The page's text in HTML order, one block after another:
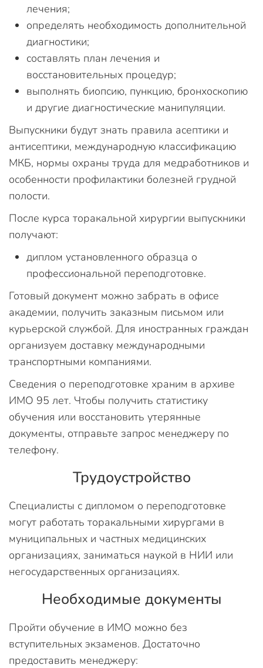
лечения;
определять необходимость дополнительной
диагностики;
составлять план лечения и
восстановительных процедур;
выполнять биопсию, пункцию, бронхоскопию
и другие диагностические манипуляции.
Выпускники будут знать правила асептики и
антисептики, международную классификацию
МКБ, нормы охраны труда для медработников и
особенности профилактики болезней грудной
полости.
После курса торакальной хирургии выпускники
получают:
диплом установленного образца о
профессиональной переподготовке.
Готовый документ можно забрать в офисе
академии, получить заказным письмом или
курьерской службой. Для иностранных граждан
организуем доставку международными
транспортными компаниями.
Сведения о переподготовке храним в архиве
ИМО 95 лет. Чтобы получить статистику
обучения или восстановить утерянные
документы, отправьте запрос менеджеру по
телефону.
Трудоустройство
Специалисты с дипломом о переподготовке
могут работать торакальными хирургами в
муниципальных и частных медицинских
организациях, заниматься наукой в НИИ или
негосударственных организациях.
Необходимые документы
Пройти обучение в ИМО можно без
вступительных экзаменов. Достаточно
предоставить менеджеру: